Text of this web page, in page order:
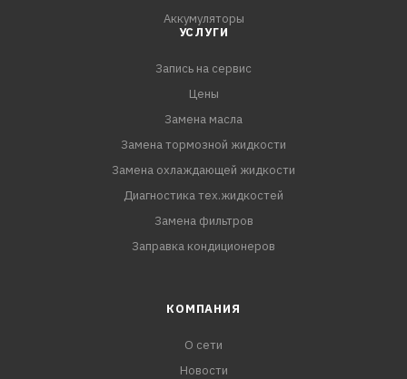
Аккумуляторы
УСЛУГИ
Запись на сервис
Цены
Замена масла
Замена тормозной жидкости
Замена охлаждающей жидкости
Диагностика тех.жидкостей
Замена фильтров
Заправка кондиционеров
КОМПАНИЯ
О сети
Новости